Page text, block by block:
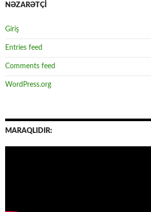
NƏZARƏTÇİ
Giriş
Entries feed
Comments feed
WordPress.org
MARAQLIDIR: